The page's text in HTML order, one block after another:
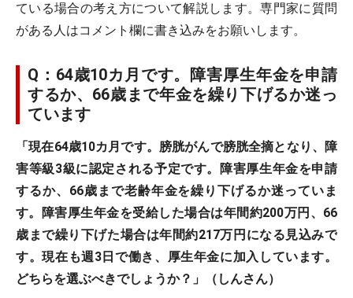
ている場合の考え方について解説します。専門家に質問
がある人はコメント欄に書き込みをお願いします。
Q：64歳10カ月です。障害厚生年金を申請
するか、66歳まで年金を繰り下げるか迷っ
ています
「現在64歳10カ月です。膀胱がんで膀胱全摘となり、障
害等級3級に認定される予定です。障害厚生年金を申請
するか、66歳まで老齢年金を繰り下げるか迷っていま
す。障害厚生年金を受給した場合は年間約200万円、66
歳まで繰り下げた場合は年間約217万円になる見込みで
す。現在も週3日で働き、厚生年金に加入しています。
どちらを選ぶべきでしょうか？」（しんさん）